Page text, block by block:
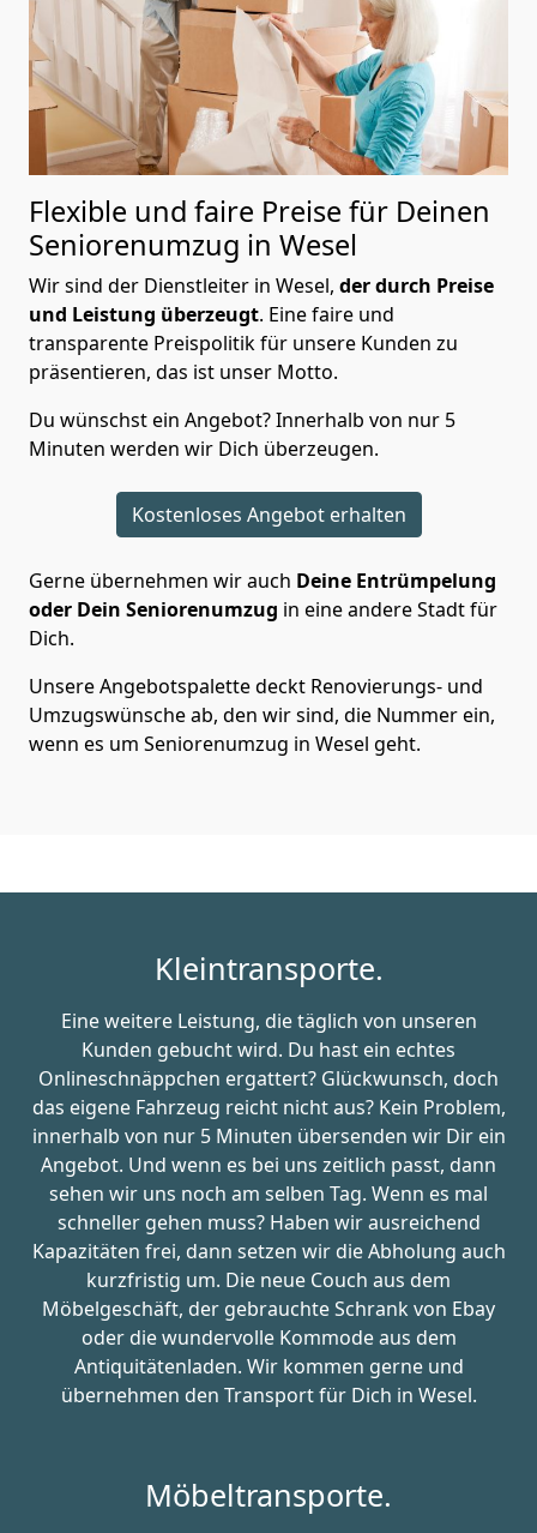
Flexible und faire Preise für Deinen
Seniorenumzug in Wesel
Wir sind der Dienstleiter in Wesel, der durch Preise
und Leistung überzeugt. Eine faire und
transparente Preispolitik für unsere Kunden zu
präsentieren, das ist unser Motto.
Du wünschst ein Angebot? Innerhalb von nur 5
Minuten werden wir Dich überzeugen.
Kostenloses Angebot erhalten
Gerne übernehmen wir auch Deine Entrümpelung
oder Dein Seniorenumzug in eine andere Stadt für
Dich.
Unsere Angebotspalette deckt Renovierungs- und
Umzugswünsche ab, den wir sind, die Nummer ein,
wenn es um Seniorenumzug in Wesel geht.
Kleintransporte.
Eine weitere Leistung, die täglich von unseren
Kunden gebucht wird. Du hast ein echtes
Onlineschnäppchen ergattert? Glückwunsch, doch
das eigene Fahrzeug reicht nicht aus? Kein Problem,
innerhalb von nur 5 Minuten übersenden wir Dir ein
Angebot. Und wenn es bei uns zeitlich passt, dann
sehen wir uns noch am selben Tag. Wenn es mal
schneller gehen muss? Haben wir ausreichend
Kapazitäten frei, dann setzen wir die Abholung auch
kurzfristig um. Die neue Couch aus dem
Möbelgeschäft, der gebrauchte Schrank von Ebay
oder die wundervolle Kommode aus dem
Antiquitätenladen. Wir kommen gerne und
übernehmen den Transport für Dich in Wesel.
Möbeltransporte.